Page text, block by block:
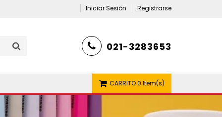
Iniciar Sesión Registrarse
021-3283653
CARRITO0 Item(s)